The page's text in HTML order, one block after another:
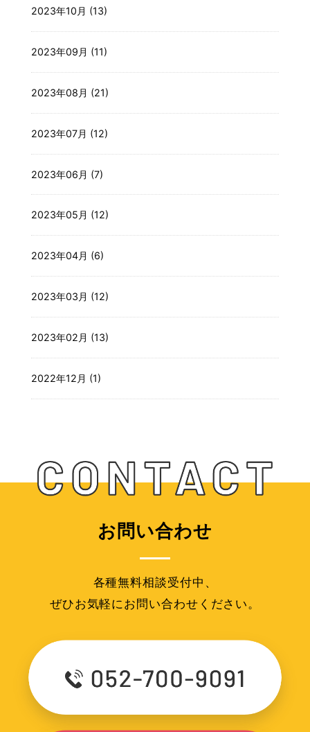
2023年10月 (13)
2023年09月 (11)
2023年08月 (21)
2023年07月 (12)
2023年06月 (7)
2023年05月 (12)
2023年04月 (6)
2023年03月 (12)
2023年02月 (13)
2022年12月 (1)
お問い合わせ
各種無料相談受付中、
ぜひお気軽にお問い合わせください。